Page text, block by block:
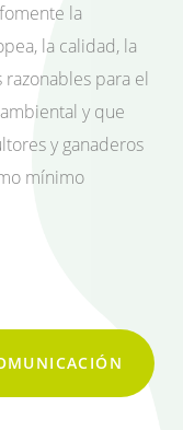
la
la calidad, la
para el
y que
y ganaderos
mínimo